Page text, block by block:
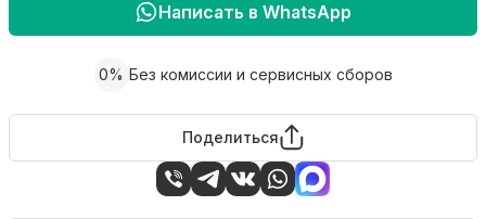
Написать в WhatsApp
0% Без комиссии и сервисных сборов
Поделиться